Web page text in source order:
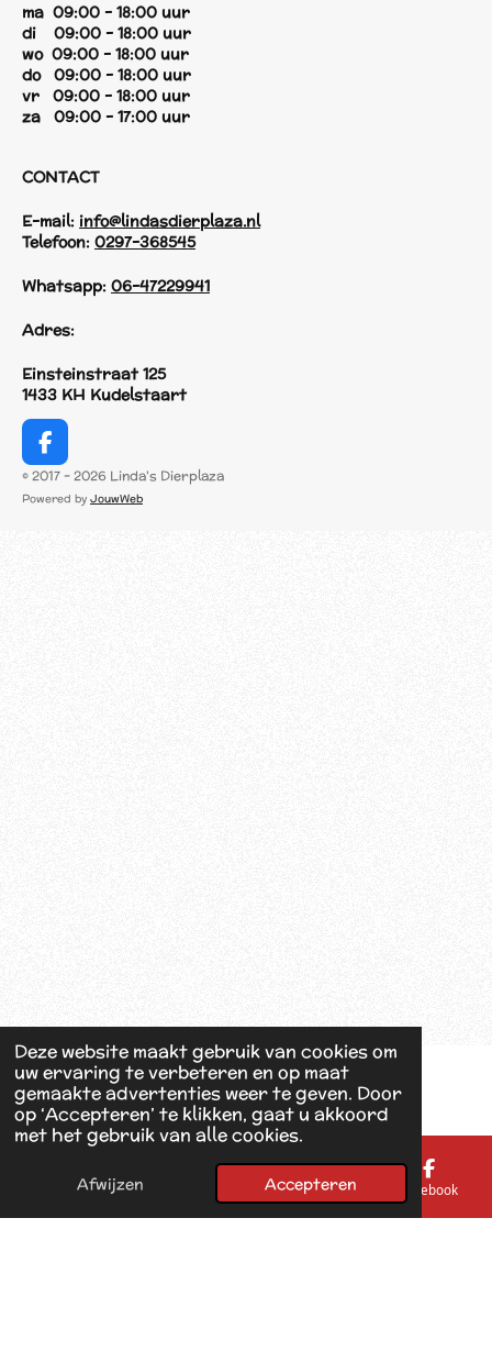
Deze website maakt gebruik van cookies om
uw ervaring te verbeteren en op maat
gemaakte advertenties weer te geven. Door
op ‘Accepteren’ te klikken, gaat u akkoord
met het gebruik van alle cookies.
Afwijzen Accepteren
ma 09:00 - 18:00 uur
di 09:00 - 18:00 uur
wo 09:00 - 18:00 uur
do 09:00 - 18:00 uur
vr 09:00 - 18:00 uur
za 09:00 - 17:00 uur
CONTACT
E-mail: info@lindasdierplaza.nl
Telefoon: 0297-368545
Whatsapp: 06-47229941
Adres:
Einsteinstraat 125
1433 KH Kudelstaart
F
a
c
© 2017 - 2026 Linda's Dierplaza
Powered by JouwWeb
E-mailadres Kaart Facebook